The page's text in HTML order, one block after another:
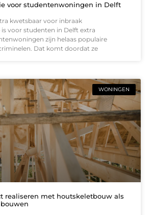
voor studentenwoningen in Delft
kwetsbaar voor inbraak
voor studenten in Delft extra
zijn helaas populaire
Dat komt doordat ze
WONINGEN
realiseren met houtskeletbouw als